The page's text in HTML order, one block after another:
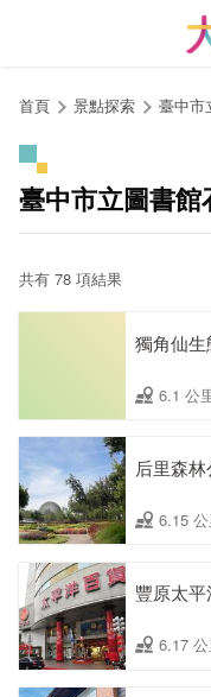
首頁 景點探索 臺中市
臺中市立圖書
共有 78 項結果
獨角仙生
6.1 公
后里森林
6.15 公
豐原太
6.17 公